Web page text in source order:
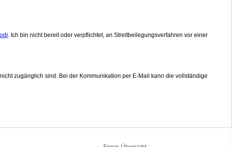
. Ich bin nicht bereit oder verpflichtet, an Streitbeilegungsverfahren vor einer
zugänglich sind. Bei der Kommunikation per E-Mail kann die vollständige